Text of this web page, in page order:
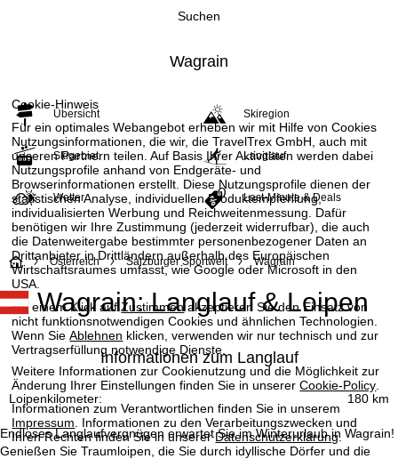
Cookie-Hinweis
Für ein optimales Webangebot erheben wir mit Hilfe von Cookies
Nutzungsinformationen, die wir, die TravelTrex GmbH, auch mit
unseren Partnern teilen. Auf Basis Ihrer Aktivitäten werden dabei
Nutzungsprofile anhand von Endgeräte- und
Browserinformationen erstellt. Diese Nutzungsprofile dienen der
statistischen Analyse, individuellen Produktempfehlung,
individualisierten Werbung und Reichweitenmessung. Dafür
benötigen wir Ihre Zustimmung (jederzeit widerrufbar), die auch
die Datenweitergabe bestimmter personenbezogener Daten an
Drittanbieter in Drittländern außerhalb des Europäischen
Wirtschaftsraumes umfasst, wie Google oder Microsoft in den
USA.
Mit einem Klick aufZustimmenakzeptieren Sie den Einsatz von
nicht funktionsnotwendigen Cookies und ähnlichen Technologien.
Wenn SieAblehnen klicken, verwenden wir nur technisch und zur
Vertragserfüllung notwendige Dienste.
Weitere Informationen zur Cookienutzung und die Möglichkeit zur
Änderung Ihrer Einstellungen finden Sie in unsererCookie-Policy.
Informationen zum Verantwortlichen finden Sie in unserem
Impressum. Informationen zu den Verarbeitungszwecken und
Ihren Rechten finden Sie in unsererDatenschutzerklärung.
Suchen
Wagrain
Übersicht Skiregion
Skigebiet Langlauf
Wetter Last-Minute & Deals
S
t
a
r
t
s
Österreich Salzburger Sportwelt Wagrain
Wagrain: Langlauf & Loipen
Informationen zum Langlauf
180 km
Loipenkilometer:
Endloses Langlaufvergnügen erwartet Sie im Winterurlaub in Wagrain!
Genießen Sie Traumloipen, die Sie durch idyllische Dörfer und die